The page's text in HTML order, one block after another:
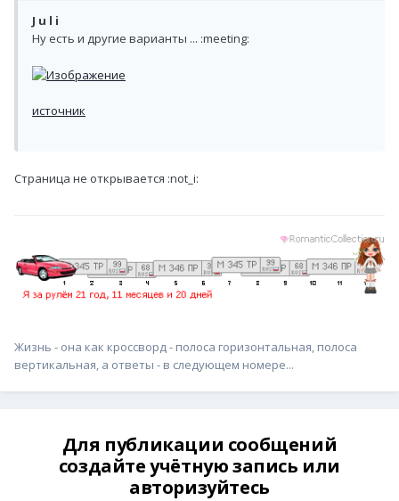
J u l i
Ну есть и другие варианты ... :meeting:
источник
Страница не открывается :not_i:
Жизнь - она как кроссворд - полоса горизонтальная, полоса
вертикальная, а ответы - в следующем номере...
Для публикации сообщений
создайте учётную запись или
авторизуйтесь